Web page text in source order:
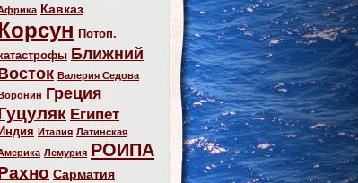
Кавказ
Потоп.
Ближний
Валерия Седова
Греция
Египет
Индия Италия Латинская
Лемурия РОИПА
Сарматия